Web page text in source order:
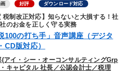
事業家のロマンと経営
専門家のアドバイス
好評 ダウンロード対応
税制改正対応】知らないと大損する！社
のお金を正しく守る実務
100の打ち手」音声講座（デジタ
CD版対応）
アイ・シー・オーコンサルティングGrp
キャピタル 社長／公認会計士／税理